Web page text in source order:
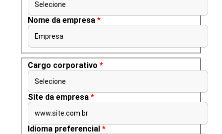
Selecione
Nome da empresa *
Empresa
Cargo corporativo *
Selecione
Site da empresa *
www.site.com.br
Idioma preferencial *